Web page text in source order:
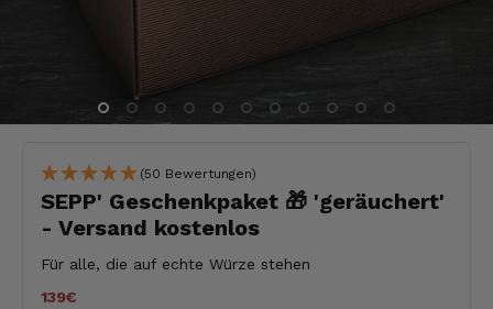
(50 Bewertungen)
SEPP' Geschenkpaket 🎁 'geräuchert'
- Versand kostenlos
Für alle, die auf echte Würze stehen
139€